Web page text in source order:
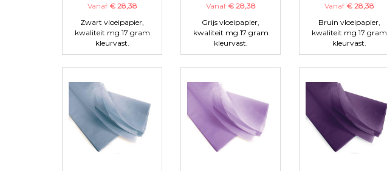
Vanaf € 28,38
Zwart vloeipapier,
kwaliteit mg 17 gram
kleurvast.
Vanaf € 28,38
Grijs vloeipapier,
kwaliteit mg 17 gram
kleurvast.
Vanaf € 28,38
Bruin vloeipapier,
kwaliteit mg 17 gram
kleurvast.